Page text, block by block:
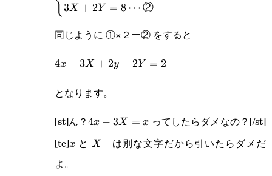
3X + 2Y = 8⋯②
同じように ①×２ー② をすると
4x-
4x − 3X + 2y − 2Y = 2
となります。
[st]ん？4x-
3X=x
4x − 3X = x ってしたらダメなの？[/st]
[te]x
x と X
X
は別な文字だから引いたらダメだ
よ。